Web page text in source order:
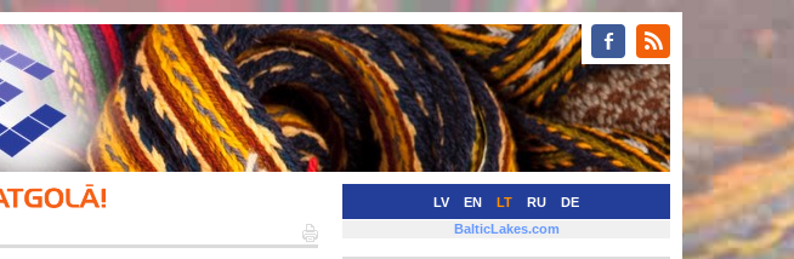
LV EN LT RU DE
BalticLakes.com